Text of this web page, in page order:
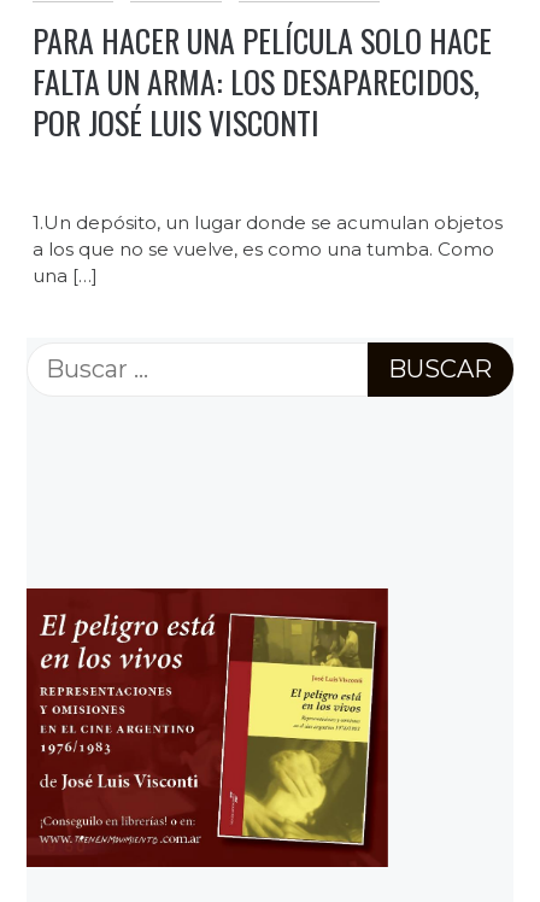
PARA HACER UNA PELÍCULA SOLO HACE
FALTA UN ARMA: LOS DESAPARECIDOS,
POR JOSÉ LUIS VISCONTI
1.Un depósito, un lugar donde se acumulan objetos
a los que no se vuelve, es como una tumba. Como
una […]
Buscar: